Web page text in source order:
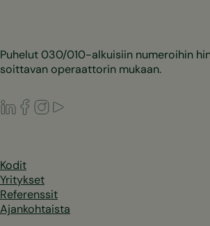
Puhelut 030/010-alkuisiin numeroihin
soittavan operaattorin mukaan.
LinkedIn
Facebook
Instagram
Kodit
Yritykset
Referenssit
Ajankohtaista